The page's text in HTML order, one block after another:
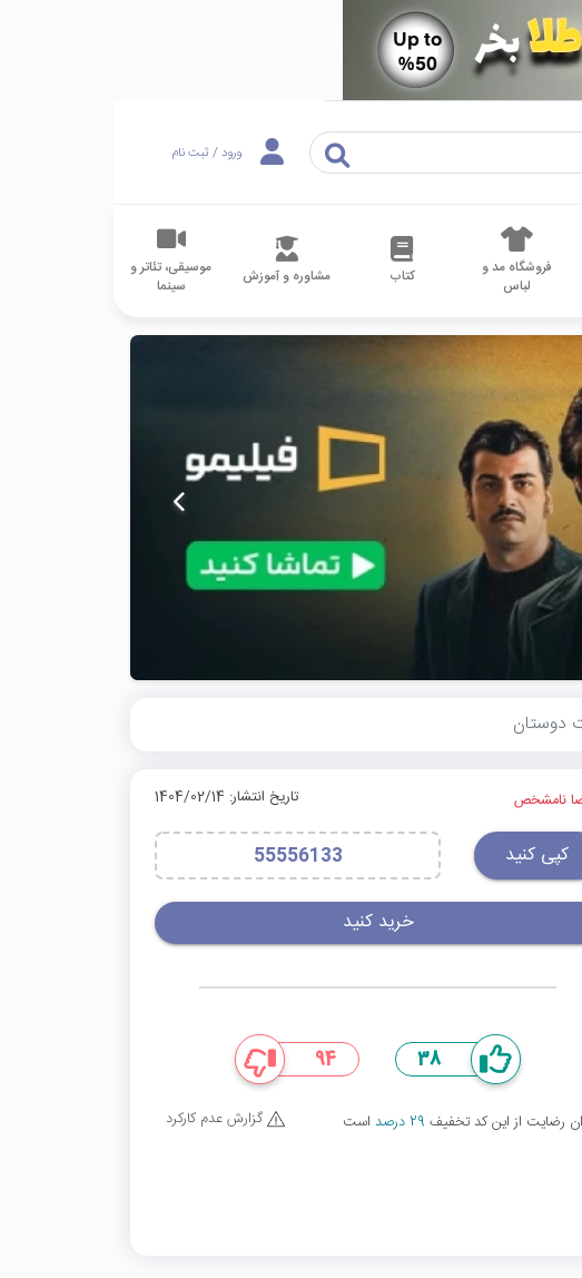
ورود / ثبت نام
فروشگاه مد و
لباس
کتاب مشاوره و آموزش
موسیقی، تئاتر و
سینما
نامشخص تاریخ انتشار: 1404/02/14
کپی کنید 55556133
خرید کنید
38
94
رضایت از این کد تخفیف 29 درصد است گزارش عدم کارکرد